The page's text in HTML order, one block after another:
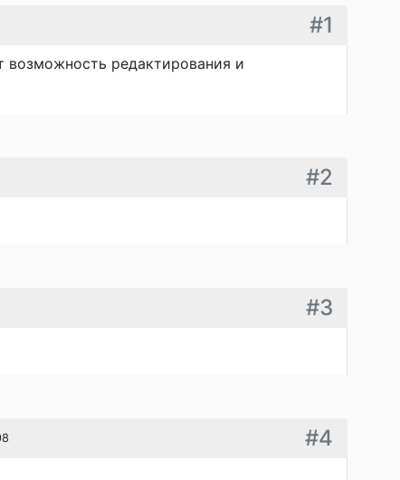
#1
возможность редактирования и
#2
#3
#4